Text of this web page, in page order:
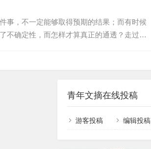
波，然而到最后，大家还都会老去、逝
断面临病苦、衰老、爱别离、怨长久、求
失去，顿感没意思。既然所有的生命最终
事，不一定能够取得预期的结果；而有时候
不确定性，而怎样才算真正的通透？走过半
青年文摘在线投稿
游客投稿 编辑投稿